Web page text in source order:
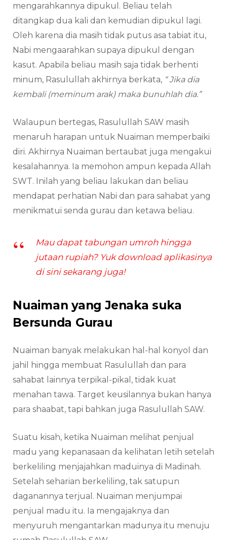
mengarahkannya dipukul. Beliau telah
ditangkap dua kali dan kemudian dipukul lagi.
Oleh karena dia masih tidak putus asa tabiat itu,
Nabi mengaarahkan supaya dipukul dengan
kasut. Apabila beliau masih saja tidak berhenti
minum, Rasulullah akhirnya berkata, “ Jika dia
kembali (meminum arak) maka bunuhlah dia.”
Walaupun bertegas, Rasulullah SAW masih
menaruh harapan untuk Nuaiman memperbaiki
diri. Akhirnya Nuaiman bertaubat juga mengakui
kesalahannya. Ia memohon ampun kepada Allah
SWT. Inilah yang beliau lakukan dan beliau
mendapat perhatian Nabi dan para sahabat yang
menikmatui senda gurau dan ketawa beliau.
Mau dapat tabungan umroh hingga
jutaan rupiah? Yuk download aplikasinya
di sini sekarang juga!
Nuaiman yang Jenaka suka
Bersunda Gurau
Nuaiman banyak melakukan hal-hal konyol dan
jahil hingga membuat Rasulullah dan para
sahabat lainnya terpikal-pikal, tidak kuat
menahan tawa. Target keusilannya bukan hanya
para shaabat, tapi bahkan juga Rasulullah SAW.
Suatu kisah, ketika Nuaiman melihat penjual
madu yang kepanasaan da kelihatan letih setelah
berkeliling menjajahkan maduinya di Madinah.
Setelah seharian berkeliling, tak satupun
daganannya terjual. Nuaiman menjumpai
penjual madu itu. Ia mengajaknya dan
menyuruh mengantarkan madunya itu menuju